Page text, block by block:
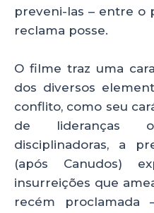
preveni-las – entre o
reclama posse.
O filme traz uma
dos diversos
conflito, como seu
de lideranças
disciplinadoras, a
(após Canudos)
insurreições que
recém